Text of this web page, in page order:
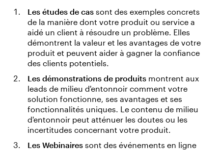
Les études de cas sont des exemples concrets
de la manière dont votre produit ou service a
aidé un client à résoudre un problème. Elles
démontrent la valeur et les avantages de votre
produit et peuvent aider à gagner la confiance
des clients potentiels.
Les démonstrations de produits montrent aux
leads de milieu d'entonnoir comment votre
solution fonctionne, ses avantages et ses
fonctionnalités uniques. Le contenu de milieu
d'entonnoir peut atténuer les doutes ou les
incertitudes concernant votre produit.
Les Webinaires sont des événements en ligne